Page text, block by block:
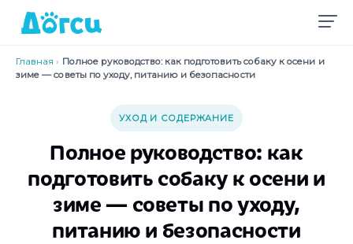
Главная › Полное руководство: как подготовить собаку к осени и
зиме — советы по уходу, питанию и безопасности
УХОД И СОДЕРЖАНИЕ
Полное руководство: как
подготовить собаку к осени и
зиме — советы по уходу,
питанию и безопасности